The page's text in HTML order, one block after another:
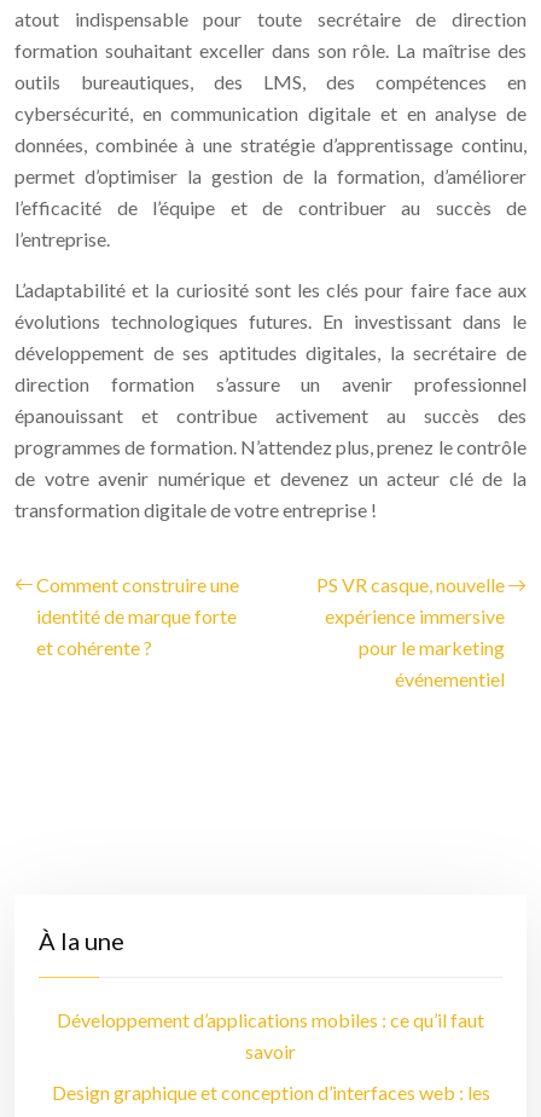
atout indispensable pour toute secrétaire de direction
formation souhaitant exceller dans son rôle. La maîtrise des
outils bureautiques, des LMS, des compétences en
cybersécurité, en communication digitale et en analyse de
données, combinée à une stratégie d’apprentissage continu,
permet d’optimiser la gestion de la formation, d’améliorer
l’efficacité de l’équipe et de contribuer au succès de
l’entreprise.
L’adaptabilité et la curiosité sont les clés pour faire face aux
évolutions technologiques futures. En investissant dans le
développement de ses aptitudes digitales, la secrétaire de
direction formation s’assure un avenir professionnel
épanouissant et contribue activement au succès des
programmes de formation. N’attendez plus, prenez le contrôle
de votre avenir numérique et devenez un acteur clé de la
transformation digitale de votre entreprise !
Comment construire une
identité de marque forte
et cohérente ?
PS VR casque, nouvelle
expérience immersive
pour le marketing
événementiel
À la une
Développement d’applications mobiles : ce qu’il faut
savoir
Design graphique et conception d’interfaces web : les